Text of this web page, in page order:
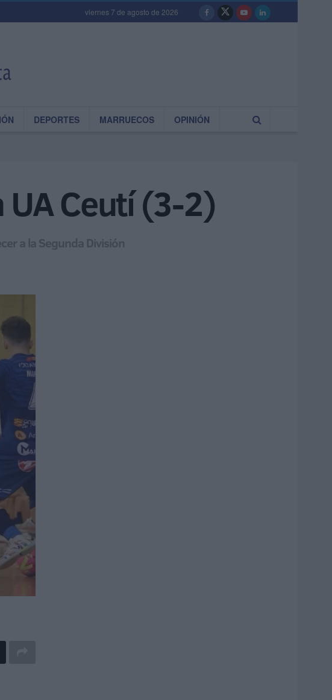
viernes 7 de agosto de 2026
DEPORTES MARRUECOS OPINIÓN
UA Ceutí (3-2)
a la Segunda División